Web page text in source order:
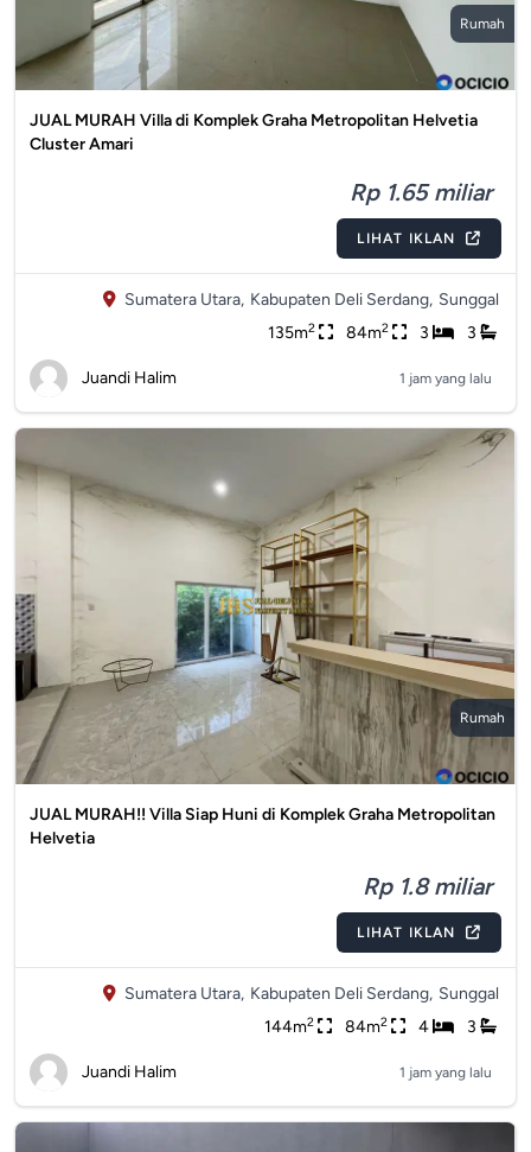
Rumah
JUAL MURAH Villa di Komplek Graha Metropolitan Helvetia
Cluster Amari
Rp 1.65 miliar
LIHAT IKLAN
Sumatera Utara, Kabupaten Deli Serdang, Sunggal
135m2 84m2 3 3
Juandi Halim 1 jam yang lalu
Rumah
JUAL MURAH!! Villa Siap Huni di Komplek Graha Metropolitan
Helvetia
Rp 1.8 miliar
LIHAT IKLAN
Sumatera Utara, Kabupaten Deli Serdang, Sunggal
144m2 84m2 4 3
Juandi Halim 1 jam yang lalu